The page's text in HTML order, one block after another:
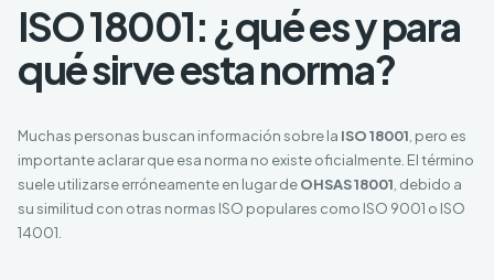
ISO 18001: ¿qué es y para
qué sirve esta norma?
Muchas personas buscan información sobre la ISO 18001, pero es
importante aclarar que esa norma no existe oficialmente. El término
suele utilizarse erróneamente en lugar deOHSAS 18001, debido a
su similitud con otras normas ISO populares como ISO 9001 o ISO
14001.